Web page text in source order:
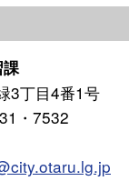
3丁目4番1号
・7532